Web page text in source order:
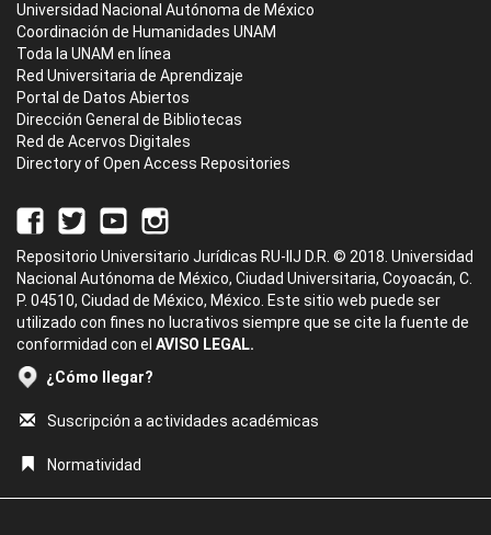
Universidad Nacional Autónoma de México
Coordinación de Humanidades UNAM
Toda la UNAM en línea
Red Universitaria de Aprendizaje
Portal de Datos Abiertos
Dirección General de Bibliotecas
Red de Acervos Digitales
Directory of Open Access Repositories
Repositorio Universitario Jurídicas RU-IIJ D.R. © 2018. Universidad
Nacional Autónoma de México, Ciudad Universitaria, Coyoacán, C.
P. 04510, Ciudad de México, México. Este sitio web puede ser
utilizado con fines no lucrativos siempre que se cite la fuente de
conformidad con el AVISO LEGAL.
¿Cómo llegar?
Suscripción a actividades académicas
Normatividad